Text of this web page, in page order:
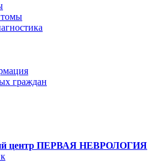
граждан
центр ПЕРВАЯ НЕВРОЛОГИЯ